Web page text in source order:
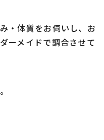
・体質をお伺いし、お
ーメイドで調合させて